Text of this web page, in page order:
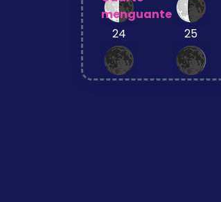
menguante
24
25